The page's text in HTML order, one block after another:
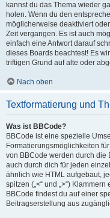
kannst du das Thema wieder
holen. Wenn du den
möglicherweise deaktiviert
Zeit vergangen. Es ist auch
einfach eine Antwort darauf
dieses Boards beachtest! Es
triftigen Grund auf alte oder
Nach oben
Textformatierung und
Was ist BBCode?
BBCode ist eine spezielle
Formatierungsmöglichkeiten
von BBCode werden durch die
auch durch dich für jeden
ähnlich wie HTML aufgebaut,
spitzen („<“ und „>“)
BBCode findest du auf einer
Beitragserstellung aus